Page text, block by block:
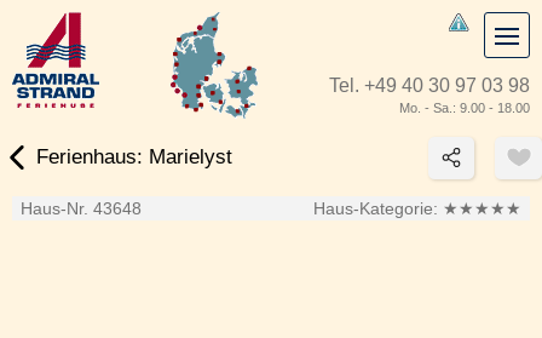
Tel. +49 40 30 97 03 98
Mo. - Sa.: 9.00 - 18.00
Ferienhaus: Marielyst
Haus-Nr. 43648 Haus-Kategorie: ★★★★★